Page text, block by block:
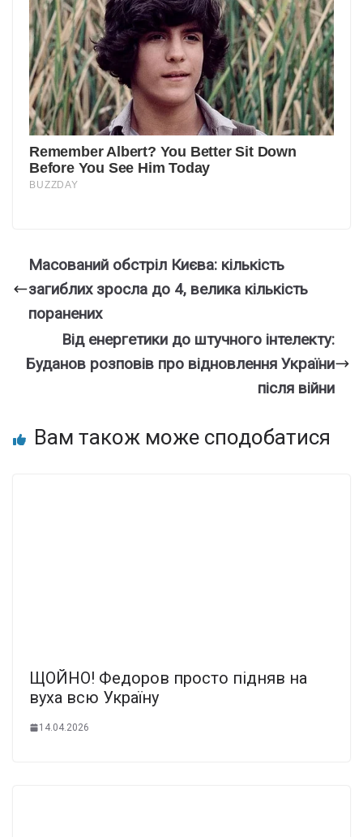
Масований обстріл Києва: кількість
загиблих зросла до 4, велика кількість
поранених
Від енергетики до штучного інтелекту:
Буданов розповів про відновлення України
після війни
Вам також може сподобатися
ЩOЙНO! Фeдopoв пpocтo пiдняв нa
вyxa вcю Укpaїнy
14.04.2026